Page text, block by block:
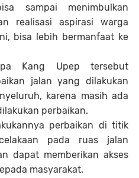
sampai menimbulkan
realisasi aspirasi warga
bisa lebih bermanfaat ke
Kang Upep tersebut
jalan yang dilakukan
karena masih ada
perbaikan.
perbaikan di titik
pada ruas jalan
dapat memberikan akses
masyarakat.